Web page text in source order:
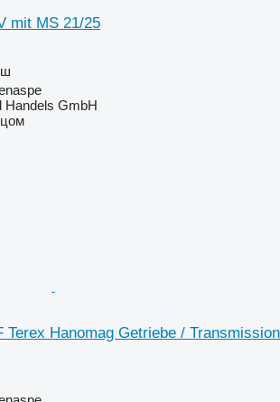
mit MS 21/25
Handels GmbH
Hanomag Getriebe / Transmission